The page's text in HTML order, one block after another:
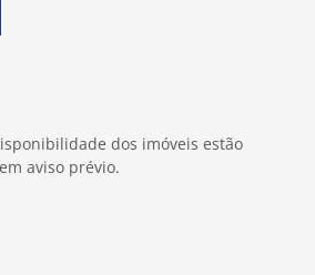
dos imóveis estão
aviso prévio.